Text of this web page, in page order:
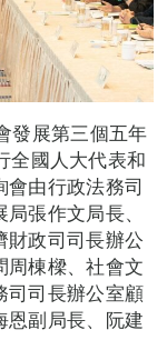
發展第三個五年
全國人大代表和
由行政法務司
張作文局長、
財政司司長辦公
周棟樑、社會文
司司長辦公室顧
恩副局長、阮建